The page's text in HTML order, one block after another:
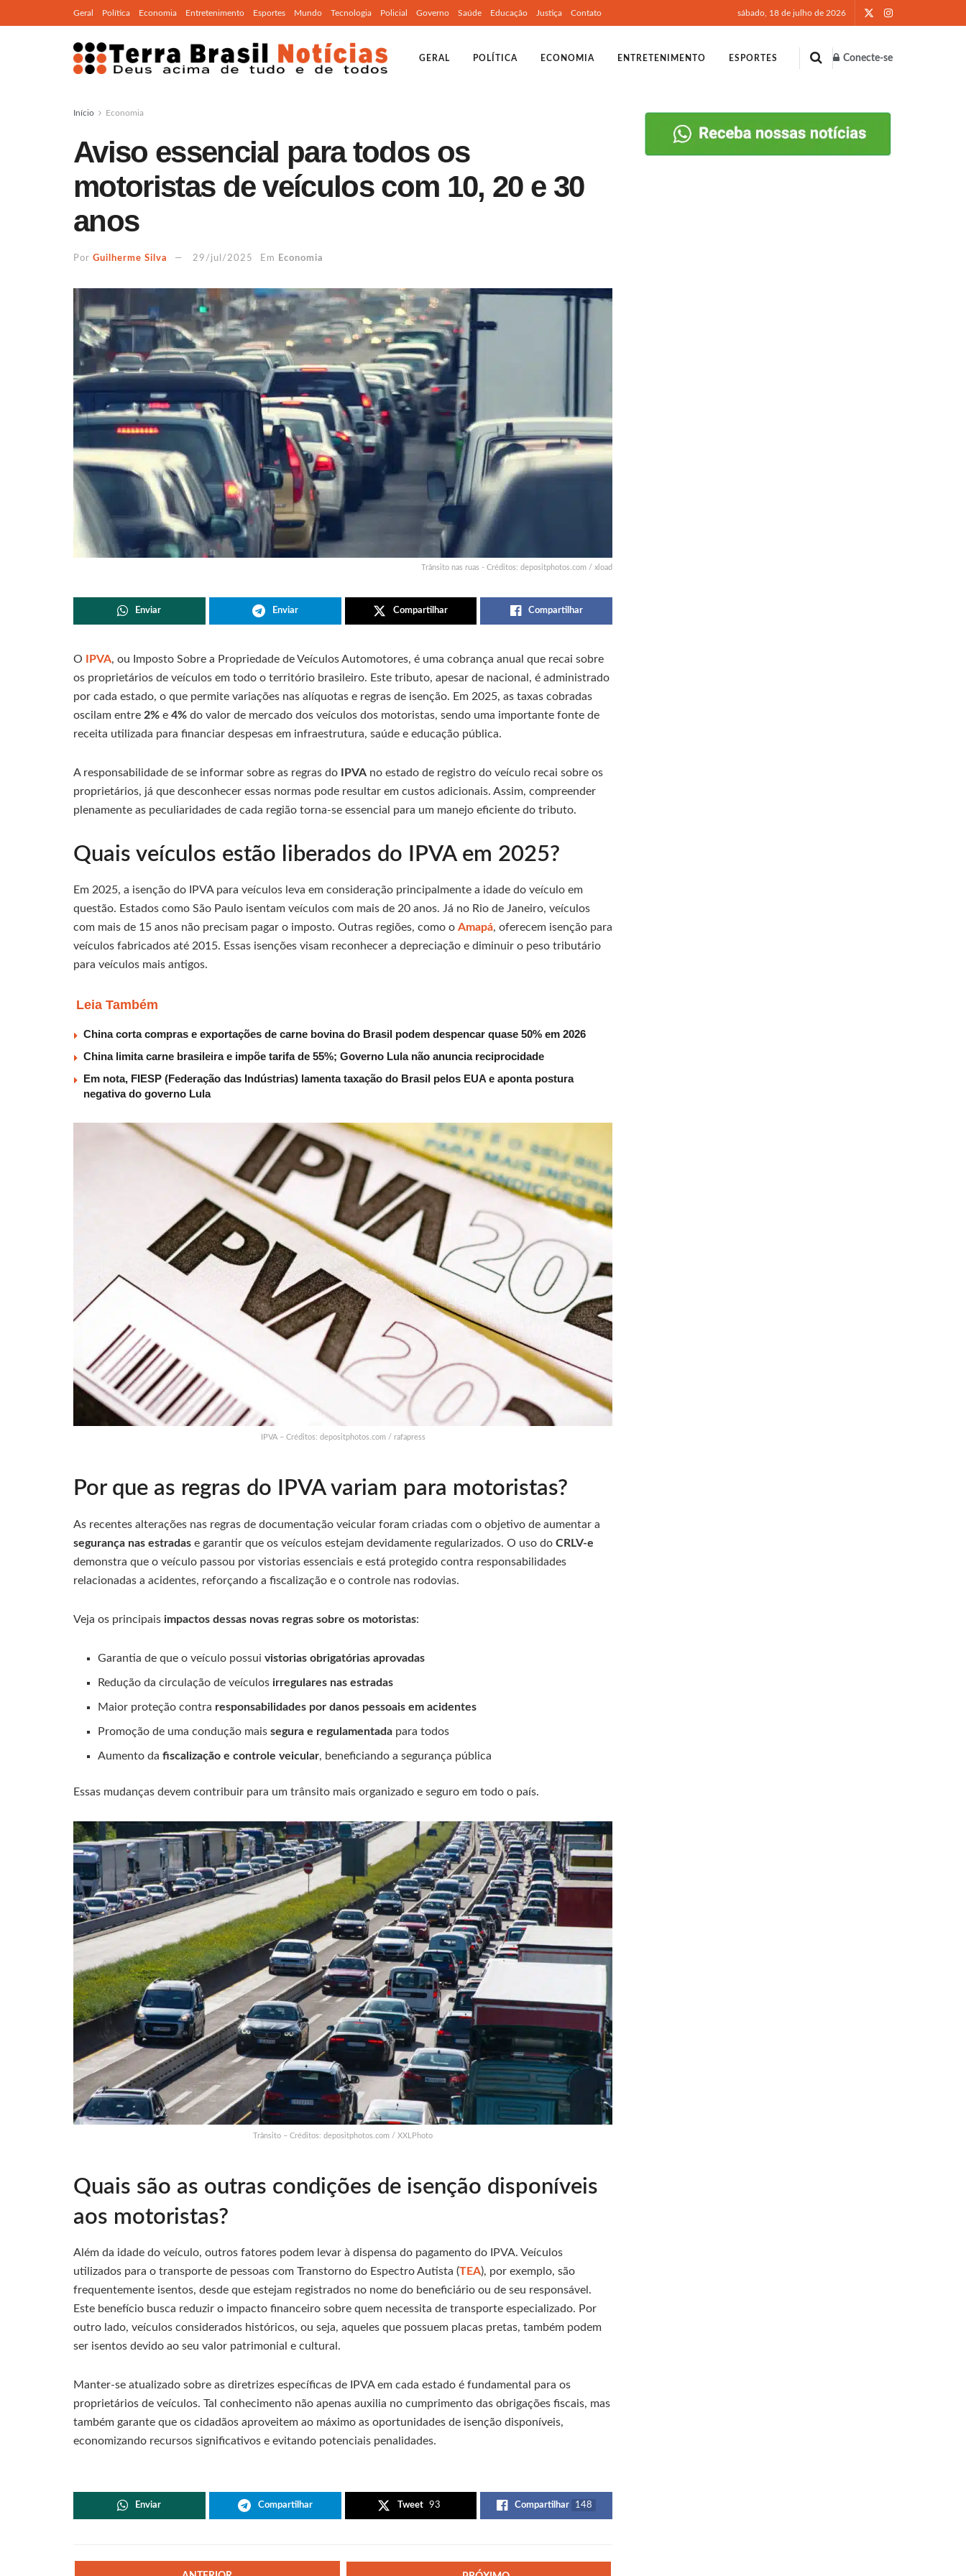
Geral Política Economia Entretenimento Esportes Mundo Tecnologia Policial Governo Saúde Educação Justiça Contato sábado, 18 de julho de 2026
GERAL POLÍTICA ECONOMIA ENTRETENIMENTO ESPORTES Conecte-se
Início Economia
Aviso essencial para todos os
motoristas de veículos com 10, 20 e 30
anos
Por Guilherme Silva 29/jul/2025 Em Economia
Trânsito nas ruas - Créditos: depositphotos.com / xload
Enviar Enviar Compartilhar Compartilhar
O IPVA, ou Imposto Sobre a Propriedade de Veículos Automotores, é uma cobrança anual que recai sobre
os proprietários de veículos em todo o território brasileiro. Este tributo, apesar de nacional, é administrado
por cada estado, o que permite variações nas alíquotas e regras de isenção. Em 2025, as taxas cobradas
oscilam entre 2% e 4% do valor de mercado dos veículos dos motoristas, sendo uma importante fonte de
receita utilizada para financiar despesas em infraestrutura, saúde e educação pública.
A responsabilidade de se informar sobre as regras do IPVA no estado de registro do veículo recai sobre os
proprietários, já que desconhecer essas normas pode resultar em custos adicionais. Assim, compreender
plenamente as peculiaridades de cada região torna-se essencial para um manejo eficiente do tributo.
Quais veículos estão liberados do IPVA em 2025?
Em 2025, a isenção do IPVA para veículos leva em consideração principalmente a idade do veículo em
questão. Estados como São Paulo isentam veículos com mais de 20 anos. Já no Rio de Janeiro, veículos
com mais de 15 anos não precisam pagar o imposto. Outras regiões, como o Amapá, oferecem isenção para
veículos fabricados até 2015. Essas isenções visam reconhecer a depreciação e diminuir o peso tributário
para veículos mais antigos.
Leia Também
China corta compras e exportações de carne bovina do Brasil podem despencar quase 50% em 2026
China limita carne brasileira e impõe tarifa de 55%; Governo Lula não anuncia reciprocidade
Em nota, FIESP (Federação das Indústrias) lamenta taxação do Brasil pelos EUA e aponta postura
negativa do governo Lula
IPVA – Créditos: depositphotos.com / rafapress
Por que as regras do IPVA variam para motoristas?
As recentes alterações nas regras de documentação veicular foram criadas com o objetivo de aumentar a
segurança nas estradas e garantir que os veículos estejam devidamente regularizados. O uso do CRLV-e
demonstra que o veículo passou por vistorias essenciais e está protegido contra responsabilidades
relacionadas a acidentes, reforçando a fiscalização e o controle nas rodovias.
Veja os principais impactos dessas novas regras sobre os motoristas:
Garantia de que o veículo possuivistorias obrigatórias aprovadas
Redução da circulação de veículos irregulares nas estradas
Maior proteção contra responsabilidades por danos pessoais em acidentes
Promoção de uma condução maissegura e regulamentada para todos
Aumento dafiscalização e controle veicular, beneficiando a segurança pública
Essas mudanças devem contribuir para um trânsito mais organizado e seguro em todo o país.
Trânsito – Créditos: depositphotos.com / XXLPhoto
Quais são as outras condições de isenção disponíveis
aos motoristas?
Além da idade do veículo, outros fatores podem levar à dispensa do pagamento do IPVA. Veículos
utilizados para o transporte de pessoas com Transtorno do Espectro Autista (TEA), por exemplo, são
frequentemente isentos, desde que estejam registrados no nome do beneficiário ou de seu responsável.
Este benefício busca reduzir o impacto financeiro sobre quem necessita de transporte especializado. Por
outro lado, veículos considerados históricos, ou seja, aqueles que possuem placas pretas, também podem
ser isentos devido ao seu valor patrimonial e cultural.
Manter-se atualizado sobre as diretrizes específicas de IPVA em cada estado é fundamental para os
proprietários de veículos. Tal conhecimento não apenas auxilia no cumprimento das obrigações fiscais, mas
também garante que os cidadãos aproveitem ao máximo as oportunidades de isenção disponíveis,
economizando recursos significativos e evitando potenciais penalidades.
Enviar Compartilhar Tweet 93 Compartilhar 148